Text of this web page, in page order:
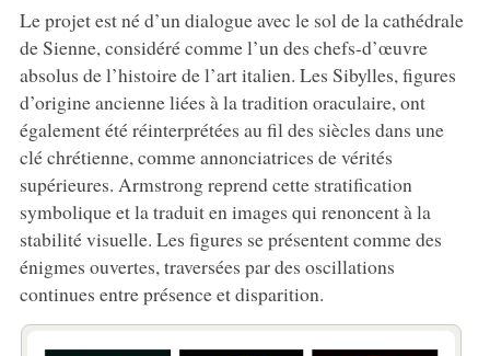
Le projet est né d’un dialogue avec le sol de la cathédrale
de Sienne, considéré comme l’un des chefs-d’œuvre
absolus de l’histoire de l’art italien. Les Sibylles, figures
d’origine ancienne liées à la tradition oraculaire, ont
également été réinterprétées au fil des siècles dans une
clé chrétienne, comme annonciatrices de vérités
supérieures. Armstrong reprend cette stratification
symbolique et la traduit en images qui renoncent à la
stabilité visuelle. Les figures se présentent comme des
énigmes ouvertes, traversées par des oscillations
continues entre présence et disparition.